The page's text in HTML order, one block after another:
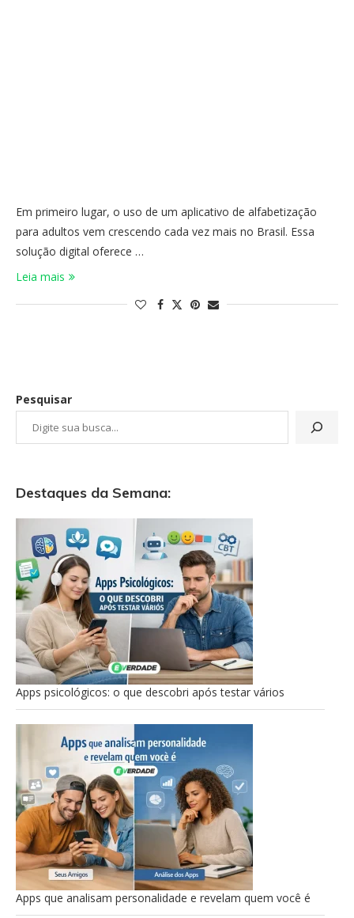
Em primeiro lugar, o uso de um aplicativo de alfabetização
para adultos vem crescendo cada vez mais no Brasil. Essa
solução digital oferece …
Leia mais
Pesquisar
Destaques da Semana:
Apps psicológicos: o que descobri após testar vários
Apps que analisam personalidade e revelam quem você é